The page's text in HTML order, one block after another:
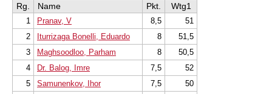
Rg. Name Pkt. Wtg1
1 Pranav, V 8,5
51
2
Iturrizaga Bonelli, Eduardo 8
51,5
3
Maghsoodloo, Parham 8
50,5
4
Dr. Balog, Imre 7,5
52
5
Samunenkov, Ihor 7,5
50